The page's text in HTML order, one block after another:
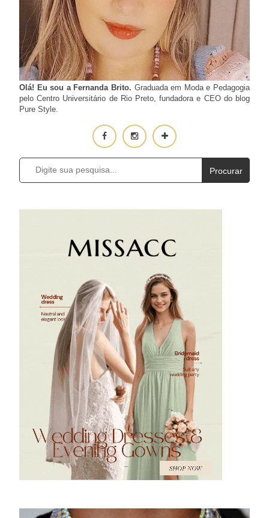
Olá! Eu sou a Fernanda Brito. Graduada em Moda e Pedagogia
pelo Centro Universitário de Rio Preto, fundadora e CEO do blog
Pure Style.
Procurar